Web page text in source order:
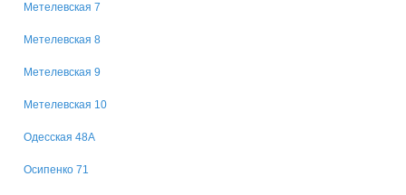
Метелевская 7
Метелевская 8
Метелевская 9
Метелевская 10
Одесская 48А
Осипенко 71